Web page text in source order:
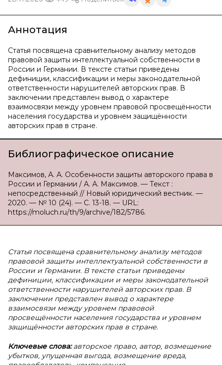
Аннотация
Статья посвящена сравнительному анализу методов
правовой защиты интеллектуальной собственности в
России и Германии. В тексте статьи приведены
дефиниции, классификации и меры законодательной
ответственности нарушителей авторских прав. В
заключении представлен вывод о характере
взаимосвязи между уровнем правовой просвещённости
населения государства и уровнем защищённости
авторских прав в стране.
Библиографическое описание
Максимов, А. А. Особенности защиты авторского права в
России и Германии / А. А. Максимов. — Текст :
непосредственный // Новый юридический вестник. —
2020. — № 10 (24). — С. 13-18. — URL:
https://moluch.ru/th/9/archive/182/5786.
Статья посвящена сравнительному анализу методов
правовой защиты интеллектуальной собственности в
России и Германии. В тексте статьи приведены
дефиниции, классификации и меры законодательной
ответственности нарушителей авторских прав. В
заключении представлен вывод о характере
взаимосвязи между уровнем правовой
просвещённости населения государства и уровнем
защищённости авторских прав в стране.
Ключевые слова:авторское право, автор, возмещение
убытков, упущенная выгода, возмещение вреда,